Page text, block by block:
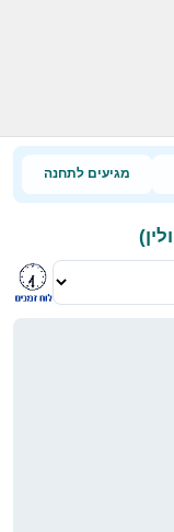
מגיעים לתחנה